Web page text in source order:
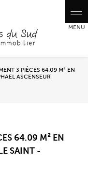
3 PIÈCES 64.09 M² EN
ASCENSEUR
64.09 M² EN
SAINT -